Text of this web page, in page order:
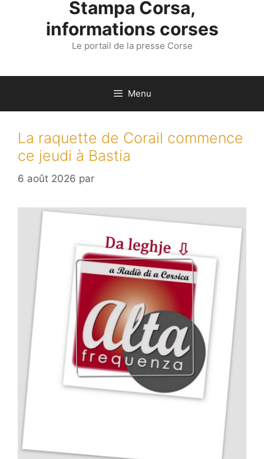
Stampa Corsa,
informations corses
Le portail de la presse Corse
Menu
La raquette de Corail commence
ce jeudi à Bastia
6 août 2026 par